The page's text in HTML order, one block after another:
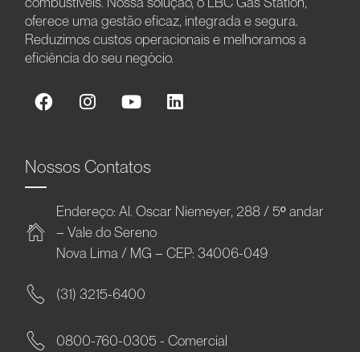
oferece uma gestão eficaz, integrada e segura.
Reduzimos custos operacionais e melhoramos a
eficiência do seu negócio.
Nossos Contatos
Endereço: Al. Oscar Niemeyer, 288 / 5º andar
– Vale do Sereno
Nova Lima / MG – CEP: 34006-049
(31) 3215-6400
0800-760-0305 - Comercial